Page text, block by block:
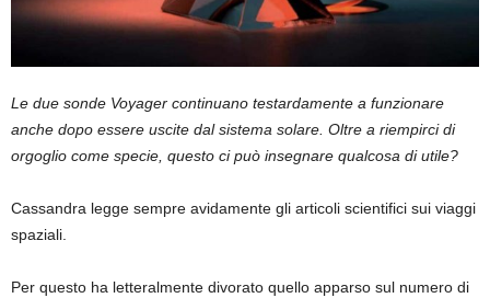
Le due sonde Voyager continuano testardamente a funzionare
anche dopo essere uscite dal sistema solare. Oltre a riempirci di
orgoglio come specie, questo ci può insegnare qualcosa di utile?
Cassandra legge sempre avidamente gli articoli scientifici sui viaggi
spaziali.
Per questo ha letteralmente divorato quello apparso sul numero di